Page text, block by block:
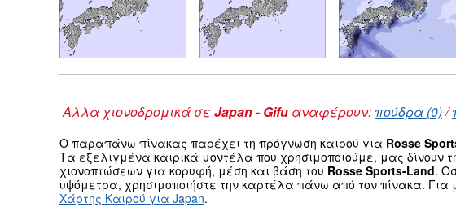
Αλλα χιονοδρομικά σε Japan - Gifu αναφέρουν: πούδρα (0)/
Ο παραπάνω πίνακας παρέχει τη πρόγνωση καιρού για Rosse
Τα εξελιγμένα καιρικά μοντέλα που χρησιμοποιούμε, μας δίνουν
χιονοπτώσεων για κορυφή, μέση και βάση του Rosse Sports-Land.
υψόμετρα, χρησιμοποιήστε την καρτέλα πάνω από τον πίνακα. Για
Χάρτης Καιρού για Japan.